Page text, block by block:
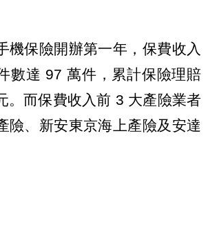
機保險開辦第一年，保費收入
數達 97 萬件，累計保險理賠
。而保費收入前 3 大產險業者
險、新安東京海上產險及安達